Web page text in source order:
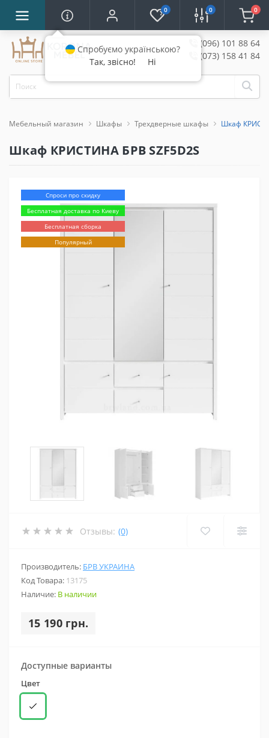
0 0 0
(096) 101 88 64
(073) 158 41 84
Мебельный магазин Шкафы Трехдверные шкафы Шкаф
Шкаф КРИСТИНА БРВ SZF5D2S
Спроси про скидку
Бесплатная доставка по Киеву
Бесплатная сборка
Популярный
Отзывы: (0)
Производитель: БРВ УКРАИНА
Код Товара: 13175
Наличие: В наличии
15 190 грн.
Доступные варианты
Цвет
Спробуємо українською?
Так, звісно!
Ні